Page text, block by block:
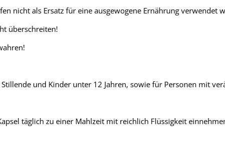
nicht als Ersatz für eine ausgewogene Ernährung verwendet
überschreiten!
und Kinder unter 12 Jahren, sowie für Personen mit
täglich zu einer Mahlzeit mit reichlich Flüssigkeit